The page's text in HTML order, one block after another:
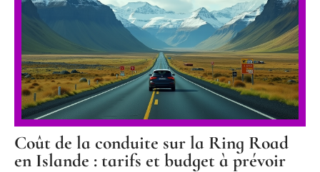
Coût de la conduite sur la Ring Road
en Islande : tarifs et budget à prévoir